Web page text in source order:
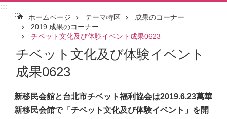
:::
:::
ホームページ テーマ特区
成果のコーナー
2019 成果のコーナー
チベット文化及び体験イベント成果0623
チベット文化及び体験イベント
成果0623
新移民会館と台北市チベット福利協会は2019.6.23萬華
新移民会館で「チベット文化及び体験イベント」を開